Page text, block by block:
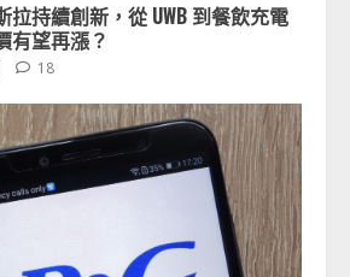
拉持續創新，從 UWB 到餐飲充電
有望再漲？
18